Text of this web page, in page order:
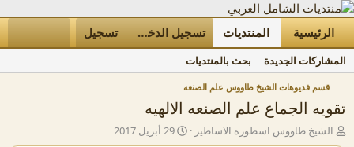
الرئيسية المنتديات ما الجديد الأعضاء تسجيل الدخول تسجيل
المشاركات الجديدة بحث بالمنتديات
قسم فديوهات الشيخ طاووس علم الصنعه
تقويه الجماع علم الصنعه الالهيه
ب
ا
الشيخ طاووس اسطوره الاساطير
ت
ا
29 أبريل 2017